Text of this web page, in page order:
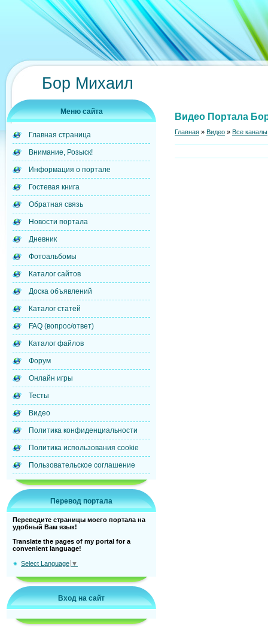
Бор Михаил
Меню сайта
Главная страница
Внимание, Розыск!
Информация о портале
Гостевая книга
Обратная связь
Новости портала
Дневник
Фотоальбомы
Каталог сайтов
Доска объявлений
Каталог статей
FAQ (вопрос/ответ)
Каталог файлов
Форум
Онлайн игры
Тесты
Видео
Политика конфиденциальности
Политика использования cookie
Пользовательское соглашение
Перевод портала
Переведите страницы моего портала на
удобный Вам язык!
Translate the pages of my portal for a
convenient language!
Select Language ▼
Вход на сайт
Видео Портала
Главная » Видео » Все каналы